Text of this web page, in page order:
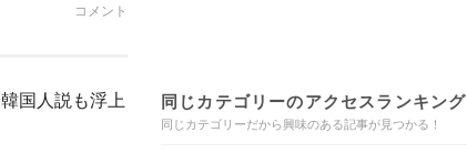
コメント
国人説も浮上
同じカテゴリーのアクセスランキング
同じカテゴリーだから興味のある記事が見つかる！